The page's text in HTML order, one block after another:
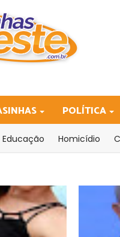
POLÍTICA
Educação Homicídio